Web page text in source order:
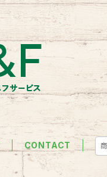
CONTACT